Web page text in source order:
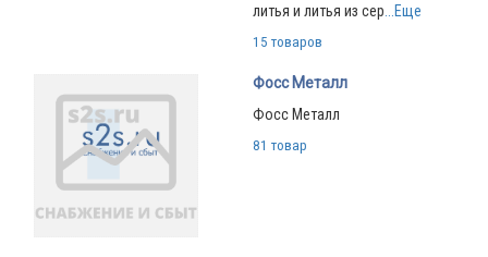
литья и литья из сер...Еще
15 товаров
Фосс Металл
Фосс Металл
81 товар